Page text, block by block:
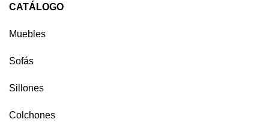
CATÁLOGO
Muebles
Sofás
Sillones
Colchones